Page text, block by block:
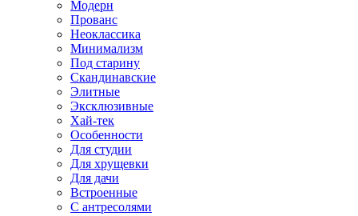
Модерн
Прованс
Неоклассика
Минимализм
Под старину
Скандинавские
Элитные
Эксклюзивные
Хай-тек
Особенности
Для студии
Для хрущевки
Для дачи
Встроенные
С антресолями